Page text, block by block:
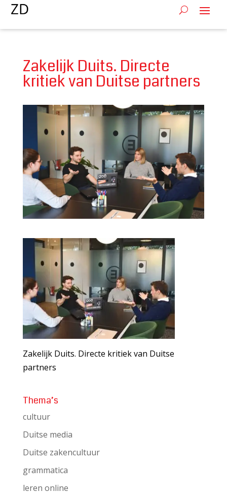
Zakelijk Duits. Directe
kritiek van Duitse partners
Zakelijk Duits. Directe kritiek van Duitse
partners
Thema’s
cultuur
Duitse media
Duitse zakencultuur
grammatica
leren online